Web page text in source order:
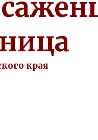
края